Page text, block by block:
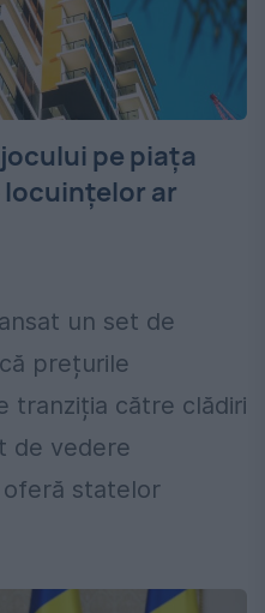
pe piața
ar
un set de
prețurile
tranziția către clădiri
de vedere
statelor